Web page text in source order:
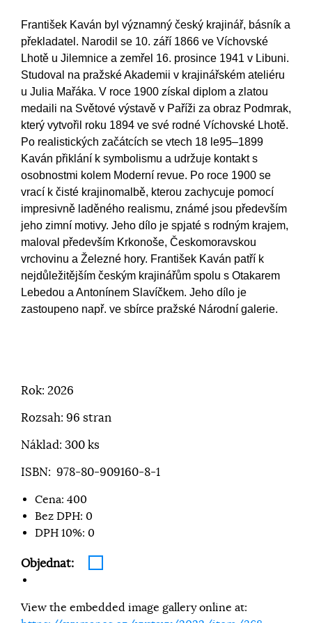
František Kaván byl významný český krajinář, básník a
překladatel. Narodil se 10. září 1866 ve Víchovské
Lhotě u Jilemnice a zemřel 16. prosince 1941 v Libuni.
Studoval na pražské Akademii v krajinářském ateliéru
u Julia Mařáka. V roce 1900 získal diplom a zlatou
medaili na Světové výstavě v Paříži za obraz Podmrak,
který vytvořil roku 1894 ve své rodné Víchovské Lhotě.
Po realistických začátcích se vtech 18 le95–1899
Kaván přiklání k symbolismu a udržuje kontakt s
osobnostmi kolem Moderní revue. Po roce 1900 se
vrací k čisté krajinomalbě, kterou zachycuje pomocí
impresivně laděného realismu, známé jsou především
jeho zimní motivy. Jeho dílo je spjaté s rodným krajem,
maloval především Krkonoše, Českomoravskou
vrchovinu a Železné hory. František Kaván patří k
nejdůležitějším českým krajinářům spolu s Otakarem
Lebedou a Antonínem Slavíčkem. Jeho dílo je
zastoupeno např. ve sbírce pražské Národní galerie.
Rok: 2026
Rozsah: 96 stran
Náklad: 300 ks
ISBN: 978-80-909160-8-1
Cena: 400
Bez DPH: 0
DPH 10%: 0
Objednat:
View the embedded image gallery online at: